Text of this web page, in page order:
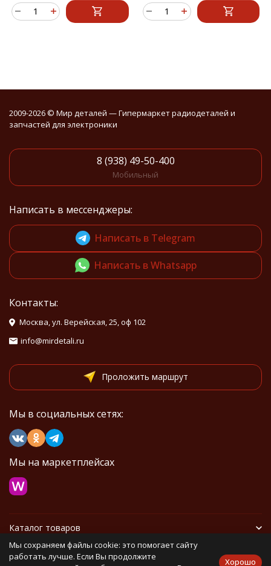
2009-2026 © Мир деталей — Гипермаркет радиодеталей и
запчастей для электроники
8 (938) 49-50-400
Мобильный
Написать в мессенджеры:
Написать в Telegram
Написать в Whatsapp
Контакты:
Москва, ул. Верейская, 25, оф 102
info@mirdetali.ru
Проложить маршрут
Мы в социальных сетях:
Мы на маркетплейсах
Каталог товаров
Информация
Мы сохраняем файлы cookie: это помогает сайту
работать лучше. Если Вы продолжите
Хорошо